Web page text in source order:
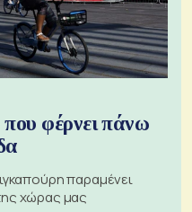
που φέρνει πάνω
παραμένει
χώρας μας